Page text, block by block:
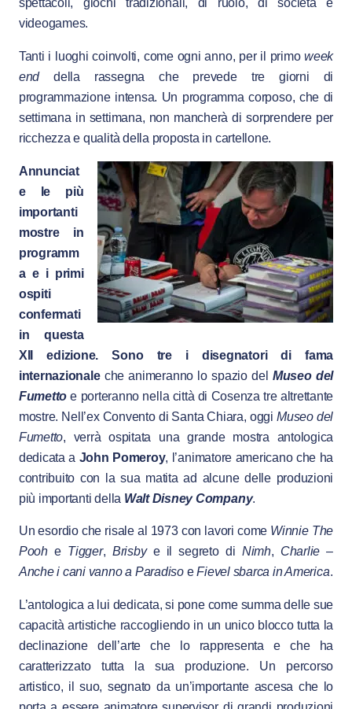
spettacoli, giochi tradizionali, di ruolo, di società e
videogames.
Tanti i luoghi coinvolti, come ogni anno, per il primoweek
enddella rassegna che prevede tre giorni di
programmazione intensa. Un programma corposo, che di
settimana in settimana, non mancherà di sorprendere per
ricchezza e qualità della proposta in cartellone.
Annunciat
e le più
importanti
mostre in
programm
a e i primi
ospiti
confermati
in questa
XII edizione.Sono tre i disegnatori di fama
internazionaleche animeranno lo spazio del Museo del
Fumetto e porteranno nella città di Cosenza tre altrettante
mostre. Nell’ex Convento di Santa Chiara, oggi Museo del
Fumetto, verrà ospitata una grande mostra antologica
dedicata a John Pomeroy, l’animatore americano che ha
contribuito con la sua matita ad alcune delle produzioni
più importanti della Walt Disney Company.
Un esordio che risale al 1973 con lavori come Winnie The
Poohe Tigger, Brisbye il segreto di Nimh, Charlie –
Anche i cani vanno a ParadisoeFievel sbarca in America.
L’antologica a lui dedicata, si pone come summa delle sue
capacità artistiche raccogliendo in un unico blocco tutta la
declinazione dell’arte che lo rappresenta e che ha
caratterizzato tutta la sua produzione. Un percorso
artistico, il suo, segnato da un’importante ascesa che lo